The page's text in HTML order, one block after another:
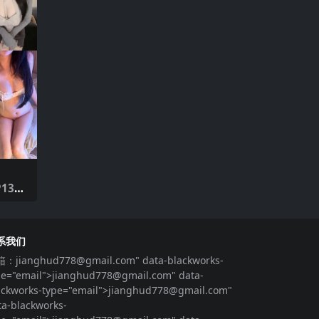
我们
： jianghud778@gmail.com" data-blackworks-
jianghud778@gmail.com" data-
type="email">jianghud778@gmail.com"
blackworks-